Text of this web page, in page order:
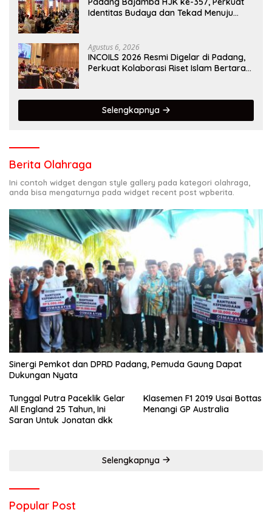
Identitas Budaya dan Tekad Menuju
Agustus 6, 2026
INCOILS 2026 Resmi Digelar di Padang,
Perkuat Kolaborasi Riset Islam Bertaraf
Selengkapnya
Berita Olahraga
Ini contoh widget dengan style gallery pada kategori olahraga,
anda bisa mengaturnya pada widget recent post wpberita.
Sinergi Pemkot dan DPRD Padang, Pemuda Gaung Dapat
Dukungan Nyata
Tunggal Putra Paceklik Gelar
All England 25 Tahun, Ini
Saran Untuk Jonatan dkk
Klasemen F1 2019 Usai Bottas
Menangi GP Australia
Selengkapnya
Popular Post